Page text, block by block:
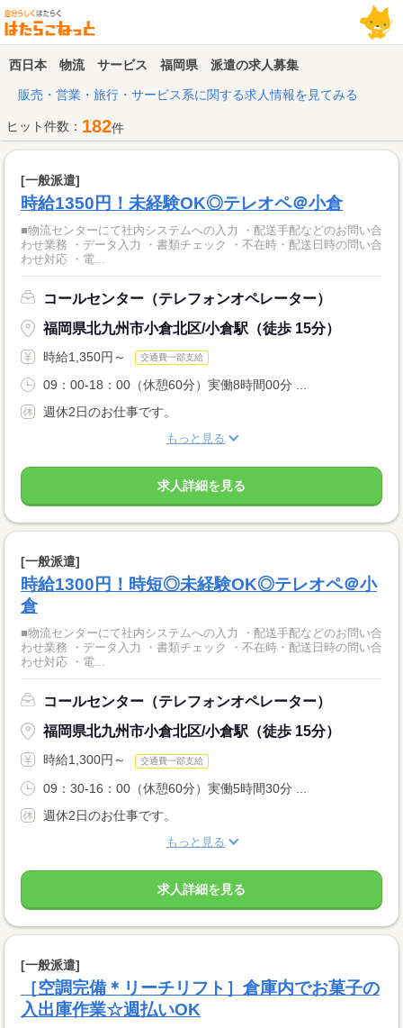
西日本 物流 サービス 福岡県 派遣の求人募集
販売・営業・旅行・サービス系に関する求人情報を見てみる
ヒット件数： 182件
[一般派遣]
時給1350円！未経験OK◎テレオペ＠小倉
■物流センターにて社内システムへの入力 ・配送手配などのお問い合
わせ業務 ・データ入力 ・書類チェック ・不在時・配送日時の問い合
わせ対応 ・電...
コールセンター（テレフォンオペレーター）
福岡県北九州市小倉北区/小倉駅（徒歩 15分）
時給1,350円～ 交通費一部支給
09：00-18：00（休憩60分）実働8時間00分 ...
週休2日のお仕事です。
もっと見る
求人詳細を見る
[一般派遣]
時給1300円！時短◎未経験OK◎テレオペ＠小
倉
■物流センターにて社内システムへの入力 ・配送手配などのお問い合
わせ業務 ・データ入力 ・書類チェック ・不在時・配送日時の問い合
わせ対応 ・電...
コールセンター（テレフォンオペレーター）
福岡県北九州市小倉北区/小倉駅（徒歩 15分）
時給1,300円～ 交通費一部支給
09：30-16：00（休憩60分）実働5時間30分 ...
週休2日のお仕事です。
もっと見る
求人詳細を見る
[一般派遣]
［空調完備＊リーチリフト］倉庫内でお菓子の
入出庫作業☆週払いOK